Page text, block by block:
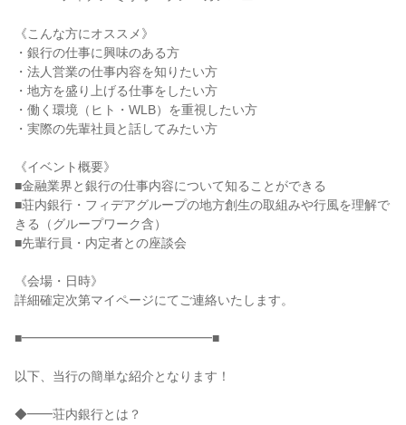
《こんな方にオススメ》
・銀行の仕事に興味のある方
・法人営業の仕事内容を知りたい方
・地方を盛り上げる仕事をしたい方
・働く環境（ヒト・WLB）を重視したい方
・実際の先輩社員と話してみたい方
《イベント概要》
■金融業界と銀行の仕事内容について知ることができる
■荘内銀行・フィデアグループの地方創生の取組みや行風を理解で
きる（グループワーク含）
■先輩行員・内定者との座談会
《会場・日時》
詳細確定次第マイページにてご連絡いたします。
■━━━━━━━━━━━━━━━■
以下、当行の簡単な紹介となります！
◆━━荘内銀行とは？